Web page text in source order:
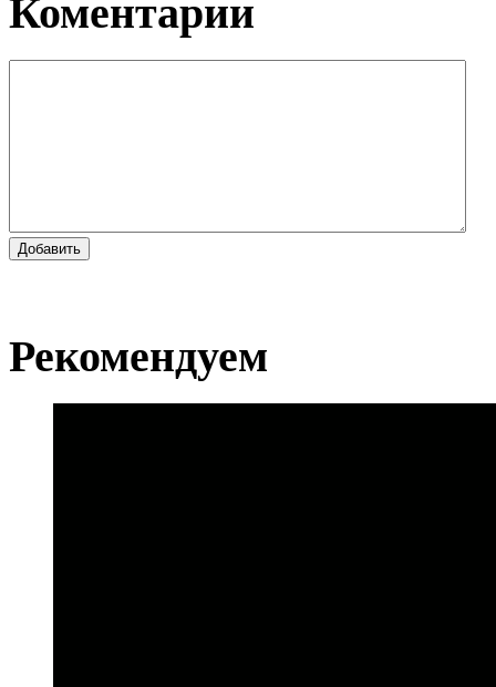
Коментарии
Добавить
Рекомендуем